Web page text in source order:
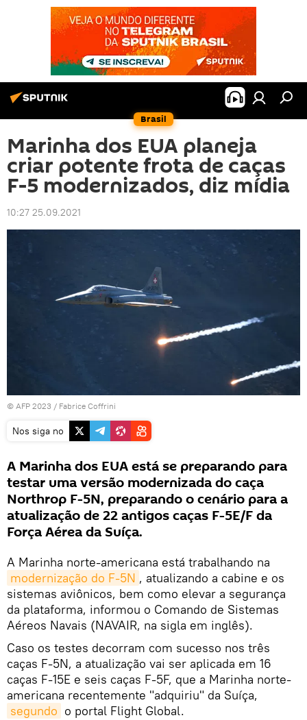
Brasil
Marinha dos EUA planeja
criar potente frota de caças
F-5 modernizados, diz mídia
10:27 25.09.2021
© AFP 2023 / Fabrice Coffrini
Nos siga no
A Marinha dos EUA está se preparando para
testar uma versão modernizada do caça
Northrop F-5N, preparando o cenário para a
atualização de 22 antigos caças F-5E/F da
Força Aérea da Suíça.
A Marinha norte-americana está trabalhando na
modernização do F-5N , atualizando a cabine e os
sistemas aviônicos, bem como elevar a segurança
da plataforma, informou o Comando de Sistemas
Aéreos Navais (NAVAIR, na sigla em inglês).
Caso os testes decorram com sucesso nos três
caças F-5N, a atualização vai ser aplicada em 16
caças F-15E e seis caças F-5F, que a Marinha norte-
americana recentemente "adquiriu" da Suíça,
segundo o portal Flight Global.